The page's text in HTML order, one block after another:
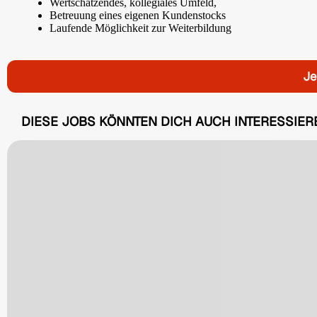
Wertschätzendes, kollegiales Umfeld,
Betreuung eines eigenen Kundenstocks
Laufende Möglichkeit zur Weiterbildung
DIESE JOBS KÖNNTEN DICH AUCH